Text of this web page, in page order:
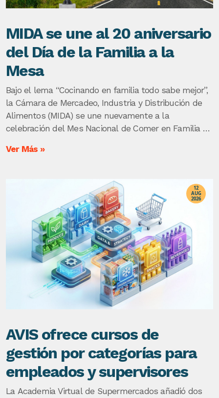
MIDA se une al 20 aniversario
del Día de la Familia a la
Mesa
Bajo el lema “Cocinando en familia todo sabe mejor”,
la Cámara de Mercadeo, Industria y Distribución de
Alimentos (MIDA) se une nuevamente a la
celebración del Mes Nacional de Comer en Familia y
campaña Ponte Creativo.
Ver Más »
12
AUG
2026
AVIS ofrece cursos de
gestión por categorías para
empleados y supervisores
La Academia Virtual de Supermercados añadió dos